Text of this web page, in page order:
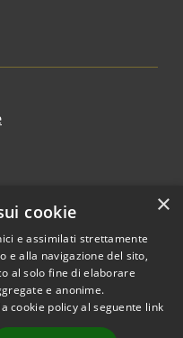
Copyright © 2026 • Comune di
Longare • Powered by
×
cookie
e assimilati strettamente
e alla navigazione del sito,
al solo fine di elaborare
e anonime.
cookie policy al seguente link